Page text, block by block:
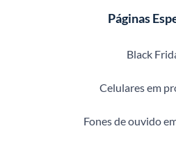
Páginas
Black
Celulares em
Fones de ouvido